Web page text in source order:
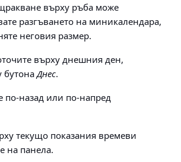
върху ръба може
разгъването на миникалендара,
неговия размер.
върху днешния ден,
бутонаДнес.
по-назад или по-напред
текущо показания времеви
на панела.